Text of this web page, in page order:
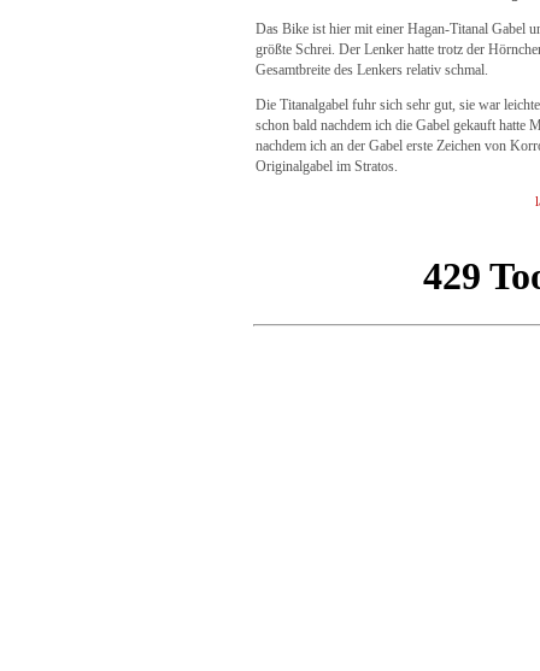
Das Bike ist hier mit einer Hagan-Titanal Gabel
größte Schrei. Der Lenker hatte trotz der
Gesamtbreite des Lenkers relativ schmal.
Die Titanalgabel fuhr sich sehr gut, sie war
schon bald nachdem ich die Gabel gekauft hatte
nachdem ich an der Gabel erste Zeichen von
Originalgabel im Stratos.